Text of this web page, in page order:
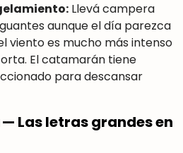
Llevá campera
aunque el día parezca
viento es mucho más intenso
El catamarán tiene
para descansar
Las letras grandes en